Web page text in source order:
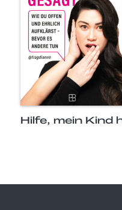
Hilfe, mein Kind